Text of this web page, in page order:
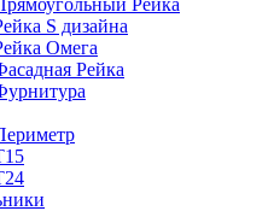
S дизайна
Омега
Рейка